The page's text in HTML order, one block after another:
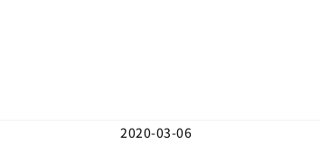
2020-03-06